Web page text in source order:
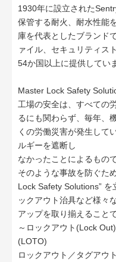
1930年に設立された
保管する耐火、耐水性能
庫を代表としたブランド
ァイル、セキュリティス
54か国以上に提供してい
Master Lock Safety
工場の安全は、すべての
るにも関わらず、毎年、
くの労働災害が発生して
ルギーを遮断し
なかったことによるもので
そのような事故を防ぐた
Lock Safety Solutions”
ックアウト治具など様々
アップを取り揃えること
～ロックアウト(Lock
(LOTO)
ロックアウト／タグアウ